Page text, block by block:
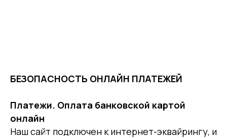
БЕЗОПАСНОСТЬ ОНЛАЙН ПЛАТЕЖЕЙ
Платежи. Оплата банковской картой
онлайн
Наш сайт подключен к интернет-эквайрингу, и